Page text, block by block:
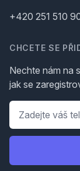
+420 251 510
CHCETE SE
Nechte nám na
jak se
Telefon